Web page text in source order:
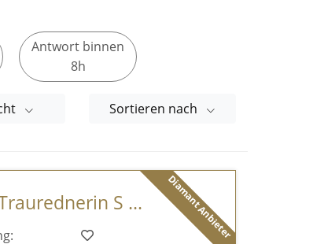
Antwort binnen
8h
Sortieren nach
Diamant Anbieter
S ...